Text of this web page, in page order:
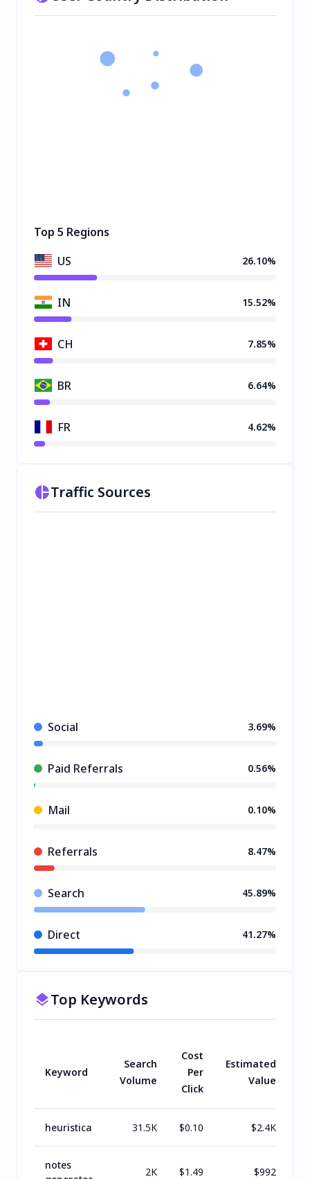
Top 5 Regions
US
26.10%
IN 15.52%
CH 7.85%
BR 6.64%
FR 4.62%
Traffic Sources
Social 3.69%
Paid Referrals 0.56%
Mail 0.10%
Referrals 8.47%
Search 45.89%
Direct 41.27%
Top Keywords
Keyword
Search
Volume
Cost
Per
Click
Estimated
Value
heuristica 31.5K $0.10 $2.4K
notes
2K $1.49 $992